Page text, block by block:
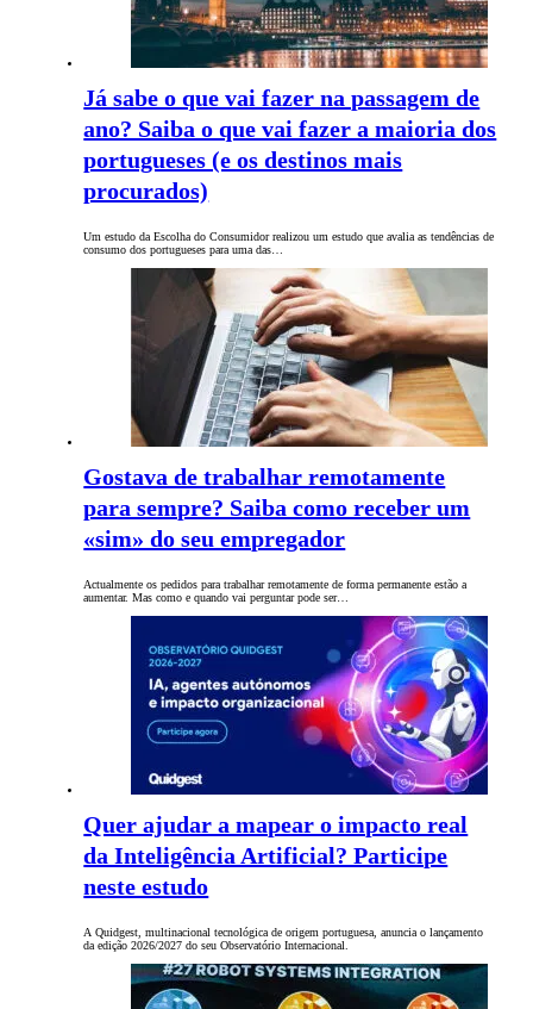
Já sabe o que vai fazer na passagem de
ano? Saiba o que vai fazer a maioria dos
portugueses (e os destinos mais
procurados)
Um estudo da Escolha do Consumidor realizou um estudo que avalia as tendências de
consumo dos portugueses para uma das…
Gostava de trabalhar remotamente
para sempre? Saiba como receber um
«sim» do seu empregador
Actualmente os pedidos para trabalhar remotamente de forma permanente estão a
aumentar. Mas como e quando vai perguntar pode ser…
Quer ajudar a mapear o impacto real
da Inteligência Artificial? Participe
neste estudo
A Quidgest, multinacional tecnológica de origem portuguesa, anuncia o lançamento
da edição 2026/2027 do seu Observatório Internacional.